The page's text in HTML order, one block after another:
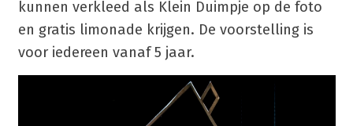
kunnen verkleed als Klein Duimpje op de foto
en gratis limonade krijgen. De voorstelling is
voor iedereen vanaf 5 jaar.